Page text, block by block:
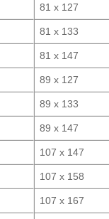
81 x 127
81 x 133
81 x 147
89 x 127
89 x 133
89 x 147
107 x 147
107 x 158
107 x 167